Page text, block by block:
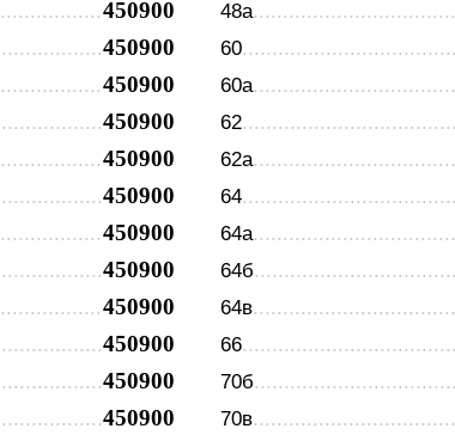
450900
450900
450900
450900
450900
450900
450900
450900
450900
450900
450900
450900
48а
60
60а
62
62а
64
64а
64б
64в
66
70б
70в